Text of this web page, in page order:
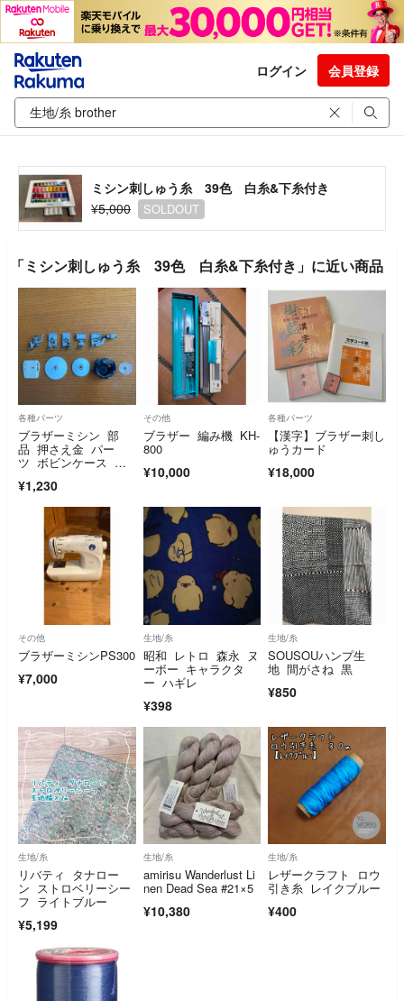
ログイン 会員登録
ミシン刺しゅう糸 39色 白糸&下糸付き
¥5,000
SOLDOUT
「ミシン刺しゅう糸 39色 白糸&下糸付き」に近い商品
各種パーツ
ブラザーミシン 部
品 押さえ金 パー
ツ ボビンケース 糸
¥1,230
その他
ブラザー 編み機 KH-
800
¥10,000
各種パーツ
【漢字】ブラザー刺し
ゅうカード
¥18,000
その他
ブラザーミシンPS300
¥7,000
生地/糸
昭和 レトロ 森永 ヌ
ーボー キャラクタ
ー ハギレ
¥398
生地/糸
SOUSOUハンプ生
地 間がさね 黒
¥850
生地/糸
リバティ タナロー
ン ストロベリーシー
フ ライトブルー
¥5,199
生地/糸
amirisu Wanderlust Li
nen Dead Sea #21×5
¥10,380
生地/糸
レザークラフト ロウ
引き糸 レイクブルー
¥400